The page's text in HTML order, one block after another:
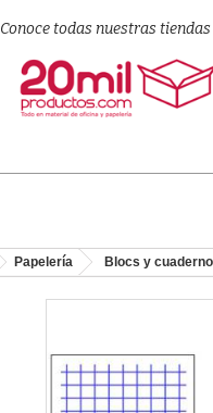
Conoce todas nuestras tiendas
Papelería Blocs y